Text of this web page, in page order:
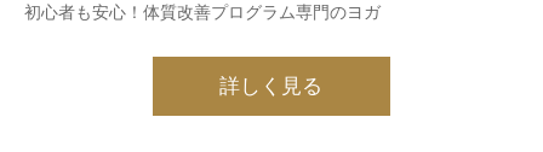
初心者も安心！体質改善プログラム専門のヨガ
詳しく見る